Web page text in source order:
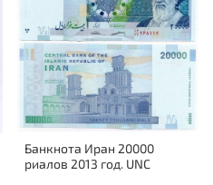
Банкнота Иран 20000
риалов 2013 год. UNC